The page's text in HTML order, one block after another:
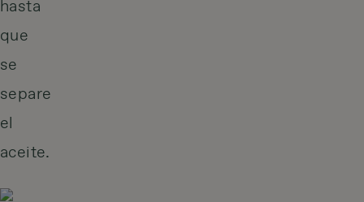
hasta
que
se
separe
el
aceite.